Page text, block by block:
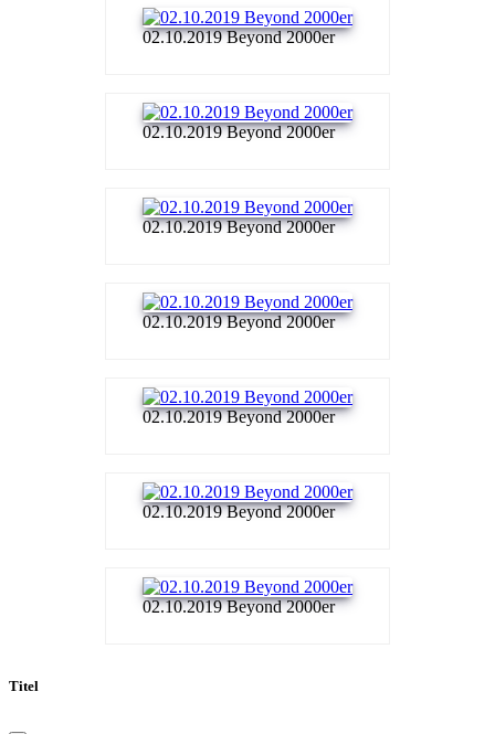
02.10.2019 Beyond 2000er
02.10.2019 Beyond 2000er
02.10.2019 Beyond 2000er
02.10.2019 Beyond 2000er
02.10.2019 Beyond 2000er
02.10.2019 Beyond 2000er
02.10.2019 Beyond 2000er
Titel